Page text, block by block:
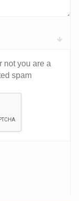
not you are a
spam